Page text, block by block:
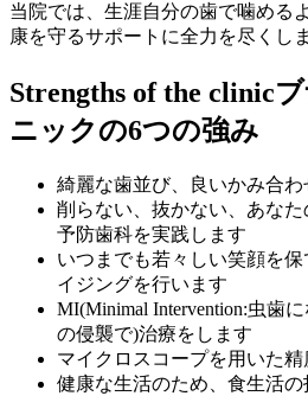
当院では、生涯自分の歯で噛める
康を守るサポートに全力を尽くしま
Strengths of the clinic
ニックの6つの強み
綺麗な歯並び、良いかみ合わ
削らない、抜かない、 あな
予防歯科を実践します
いつまでも若々しい笑顔を
イジングを行います
MI(Minimal Intervention:虫歯
の侵襲で)治療をします
マイクロスコープを用いた
健康な生活のため、 食生活の